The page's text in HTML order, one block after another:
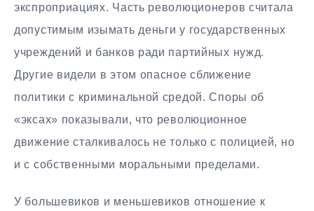
экспроприациях. Часть революционеров считала
допустимым изымать деньги у государственных
учреждений и банков ради партийных нужд.
Другие видели в этом опасное сближение
политики с криминальной средой. Споры об
«эксах» показывали, что революционное
движение сталкивалось не только с полицией, но
и с собственными моральными пределами.
У большевиков и меньшевиков отношение к